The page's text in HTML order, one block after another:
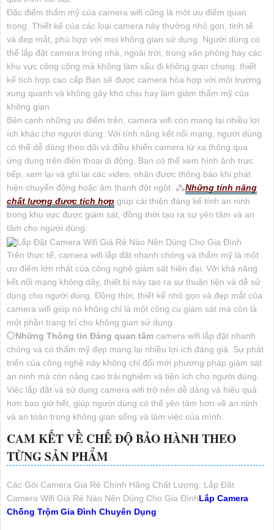
Đặc điểm thẩm mỹ của camera wifi cũng là một ưu điểm quan
trọng. Thiết kế của các loại camera này thường nhỏ gọn, tinh tế
và đẹp mắt, phù hợp với mọi không gian sử dụng. Người dùng có
thể lắp đặt camera trong nhà, ngoài trời, trong văn phòng hay các
khu vực công cộng mà không làm xấu đi không gian chung. thiết
kế tích hợp cao cấp Bạn sẽ được camera hòa hợp với môi trường
xung quanh và không gây khó chịu hay làm giảm thẩm mỹ của
không gian.
Bên cạnh những ưu điểm trên, camera wifi còn mang lại nhiều lợi
ích khác cho người dùng. Với tính năng kết nối mạng, người dùng
có thể dễ dàng theo dõi và điều khiển camera từ xa thông qua
ứng dụng trên điện thoại di động. Bạn có thể xem hình ảnh trực
tiếp, xem lại và ghi lại các video, nhận được thông báo khi phát
hiện chuyển động hoặc âm thanh đột ngột. ⁂Những tính năng
chất lượng được tích hợp giúp cải thiện đáng kể tính an ninh
trong khu vực được giám sát, đồng thời tạo ra sự yên tâm và an
tâm cho người dùng.
Trên thực tế, camera wifi lắp đặt nhanh chóng và thẩm mỹ là một
ưu điểm lớn nhất của công nghệ giám sát hiện đại. Với khả năng
kết nối mạng không dây, thiết bị này tạo ra sự thuận tiện và dễ sử
dụng cho người dùng. Đồng thời, thiết kế nhỏ gọn và đẹp mắt của
camera wifi giúp nó không chỉ là một công cụ giám sát mà còn là
một phần trang trí cho không gian sử dụng.
💮Những Thông tin Đáng quan tâm camera wifi lắp đặt nhanh
chóng và có thẩm mỹ đẹp mang lại nhiều lợi ích đáng giá. Sự phát
triển của công nghệ này không chỉ đổi mới phương pháp giám sát
an ninh mà còn nâng cao trải nghiệm và tiện ích cho người dùng.
Việc lắp đặt và sử dụng camera wifi trở nên dễ dàng và hiệu quả
hơn bao giờ hết, giúp người dùng có thể yên tâm hơn về an ninh
và an toàn trong không gian sống và làm việc của mình.
CAM KẾT VỀ CHẾ ĐỘ BẢO HÀNH THEO
TỪNG SẢN PHẨM
Các Gói Camera Giá Rẻ Chính Hãng Chất Lượng: Lắp Đặt
Camera Wifi Giá Rẻ Nào Nên Dùng Cho Gia ĐìnhLắp Camera
Chống Trộm Gia Đình Chuyên Dụng